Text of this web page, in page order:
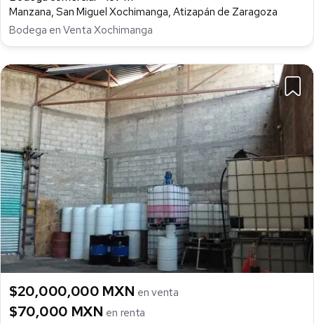
Manzana, San Miguel Xochimanga, Atizapán de Zaragoza
Bodega en Venta Xochimanga
$20,000,000 MXN en venta
$70,000 MXN en renta